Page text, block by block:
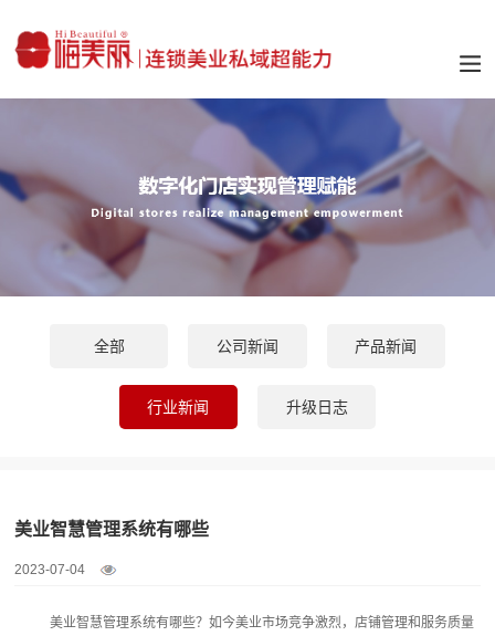
全部 公司新闻 产品新闻
行业新闻 升级日志
美业智慧管理系统有哪些
2023-07-04
美业智慧管理系统有哪些？如今美业市场竞争激烈，店铺管理和服务质量